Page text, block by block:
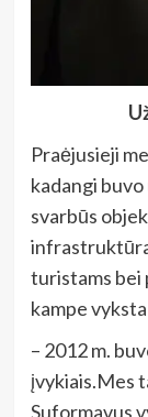
Praėjusieji
kadangi
svarbūs
turistams bei
kampe
– 2012 m.
įvykiais.Mes
Suformavus